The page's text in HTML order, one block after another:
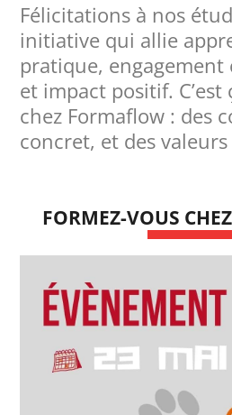
Félicitations à nos
initiative qui allie
pratique,
et impact positif.
chez Formaflow : des
concret, et des valeurs
FORMEZ-VOUS